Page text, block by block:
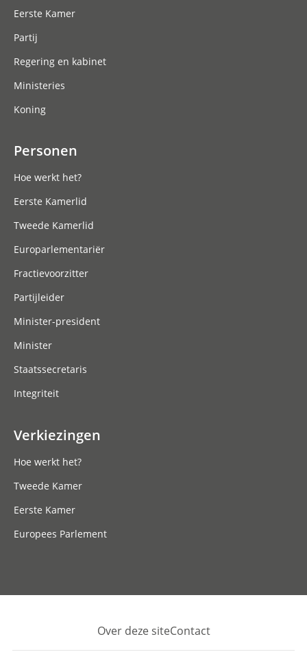
Eerste Kamer
Partij
Regering en kabinet
Ministeries
Koning
Personen
Hoe werkt het?
Eerste Kamerlid
Tweede Kamerlid
Europarlementariër
Fractievoorzitter
Partijleider
Minister-president
Minister
Staatssecretaris
Integriteit
Verkiezingen
Hoe werkt het?
Tweede Kamer
Eerste Kamer
Europees Parlement
Footer
Over deze siteContact